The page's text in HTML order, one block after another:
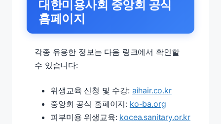
대한미용사회 중앙회 공식
홈페이지
각종 유용한 정보는 다음 링크에서 확인할
수 있습니다:
위생교육 신청 및 수강: aihair.co.kr
중앙회 공식 홈페이지: ko-ba.org
피부미용 위생교육: kocea.sanitary.or.kr